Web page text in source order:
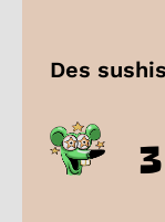
Des sushis
3